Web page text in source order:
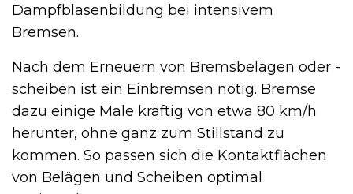
Dampfblasenbildung bei intensivem
Bremsen.
Nach dem Erneuern von Bremsbelägen oder -
scheiben ist ein Einbremsen nötig. Bremse
dazu einige Male kräftig von etwa 80 km/h
herunter, ohne ganz zum Stillstand zu
kommen. So passen sich die Kontaktflächen
von Belägen und Scheiben optimal